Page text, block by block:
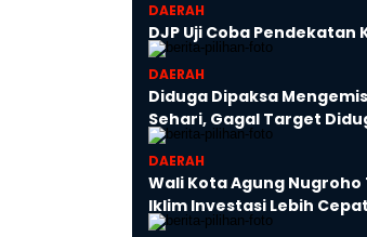
DAERAH
DJP Uji Coba
DAERAH
Diduga Dipaksa
Sehari, Gagal Target
DAERAH
Wali Kota Agung
Iklim Investasi Lebih Cepat